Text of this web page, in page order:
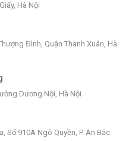
Hà Nội
Đình, Quận Thanh Xuân, Hà
Dương Nội, Hà Nội
Số 910A Ngô Quyền, P. An Bắc